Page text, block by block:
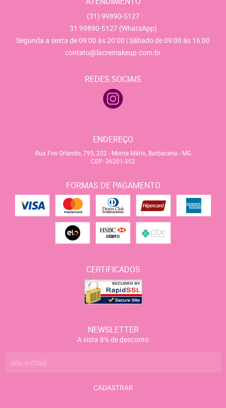
(31) 99890-5127
31 99890-5127 (WhatsApp)
Segunda a sexta de 09:00 às 20:00 | Sábado de 09:00 às 16:00
contato@lacremakeup.com.br
REDES SOCIAIS
ENDEREÇO
Rua Frei Orlando, 795, 202 - Monte Mário, Barbacena - MG
CEP: 36201-302
FORMAS DE PAGAMENTO
CERTIFICADOS
NEWSLETTER
A vista 8% de desconto
CADASTRAR